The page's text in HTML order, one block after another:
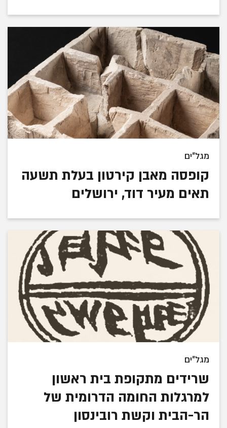
מגל"ים
קופסה מאבן קירטון בעלת תשעה
תאים מעיר דוד, ירושלים
מגל"ים
שרידים מתקופת בית ראשון
למרגלות החומה הדרומית של
הר-הבית וקשת רובינסון